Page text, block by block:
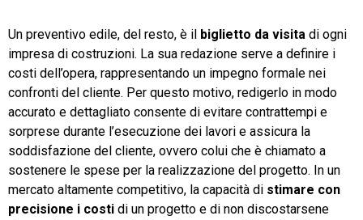
Un preventivo edile, del resto, è il biglietto da visita di ogni
impresa di costruzioni. La sua redazione serve a definire i
costi dell’opera, rappresentando un impegno formale nei
confronti del cliente. Per questo motivo, redigerlo in modo
accurato e dettagliato consente di evitare contrattempi e
sorprese durante l’esecuzione dei lavori e assicura la
soddisfazione del cliente, ovvero colui che è chiamato a
sostenere le spese per la realizzazione del progetto. In un
mercato altamente competitivo, la capacità di stimare con
precisione i costi di un progetto e di non discostarsene